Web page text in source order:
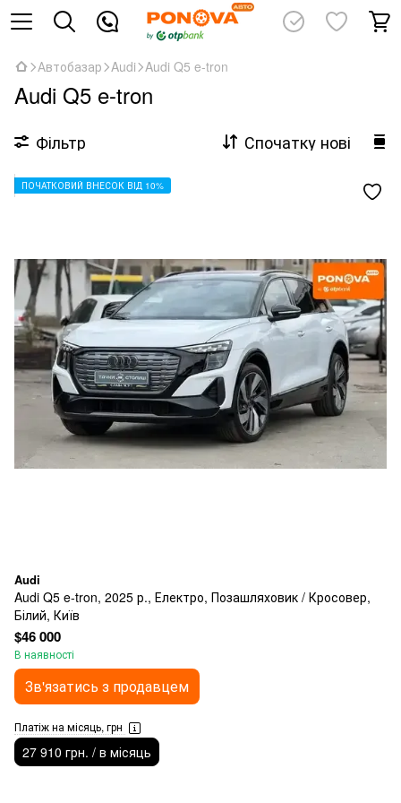
Автобазар Audi Audi Q5 e-tron
Audi Q5 e-tron
Фільтр Спочатку нові
ПОЧАТКОВИЙ ВНЕСОК ВІД 10%
Audi
Audi Q5 e-tron, 2025 р., Електро, Позашляховик / Кросовер,
Білий, Київ
$46 000
В наявності
Зв'язатись з продавцем
Платіж на місяць, грн
27 910 грн. / в місяць